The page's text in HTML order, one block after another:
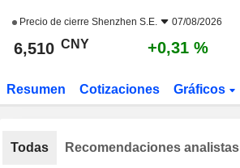
Precio de cierre Shenzhen S.E. 07/08/2026
6,510 CNY +0,31 %
Resumen Cotizaciones Gráficos
Todas Recomendaciones analistas